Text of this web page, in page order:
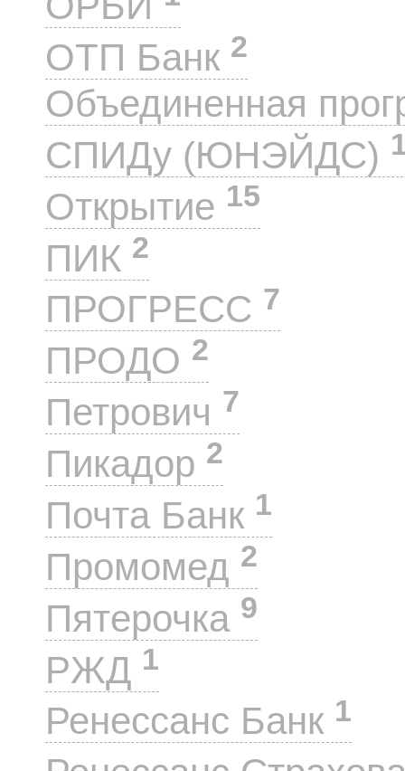
ОТП Банк 2
Объединенная
СПИДу (ЮНЭЙДС)
Открытие 15
ПИК 2
ПРОГРЕСС 7
ПРОДО 2
Петрович 7
Пикадор 2
Почта Банк 1
Промомед 2
Пятерочка 9
РЖД 1
Ренессанс Банк 1